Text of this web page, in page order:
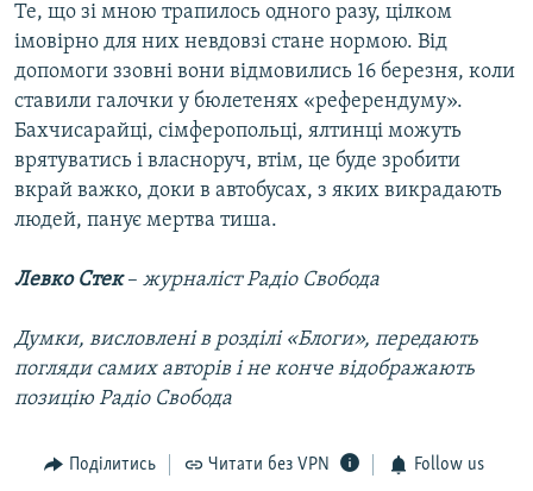
Те, що зі мною трапилось одного разу, цілком
імовірно для них невдовзі стане нормою. Від
допомоги ззовні вони відмовились 16 березня, коли
ставили галочки у бюлетенях «референдуму».
Бахчисарайці, сімферопольці, ялтинці можуть
врятуватись і власноруч, втім, це буде зробити
вкрай важко, доки в автобусах, з яких викрадають
людей, панує мертва тиша.
Левко Стек– журналіст Радіо Свобода
Думки, висловлені в розділі «Блоги», передають
погляди самих авторів і не конче відображають
позицію Радіо Свобода
Поділитись Читати без VPN Follow us